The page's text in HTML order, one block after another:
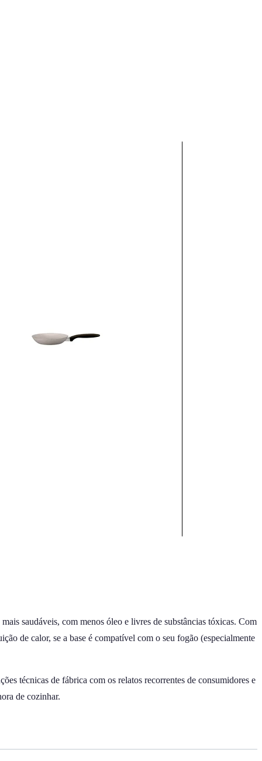
saudáveis, com menos óleo e livres de substâncias tóxicas. Com
de calor, se a base é compatível com o seu fogão (especialmente
técnicas de fábrica com os relatos recorrentes de consumidores e
de cozinhar.